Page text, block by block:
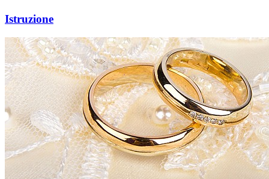
Istruzione